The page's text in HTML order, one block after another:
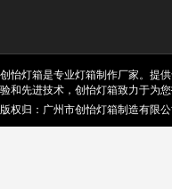
创怡灯箱是专业灯箱制作厂家。提
验和先进技术，创怡灯箱致力于为
版权归：广州市创怡灯箱制造有限